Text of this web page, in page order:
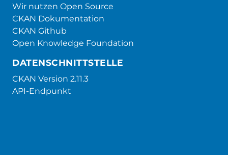
Wir nutzen Open Source
CKAN Dokumentation
CKAN Github
Open Knowledge Foundation
DATENSCHNITTSTELLE
CKAN Version 2.11.3
API-Endpunkt